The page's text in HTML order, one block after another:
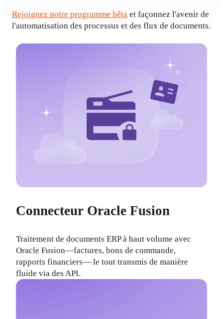
Rejoignez notre programme bêta et façonnez l'avenir de
l'automatisation des processus et des flux de documents.
Connecteur Oracle Fusion
Traitement de documents ERP à haut volume avec
Oracle Fusion—factures, bons de commande,
rapports financiers— le tout transmis de manière
fluide via des API.